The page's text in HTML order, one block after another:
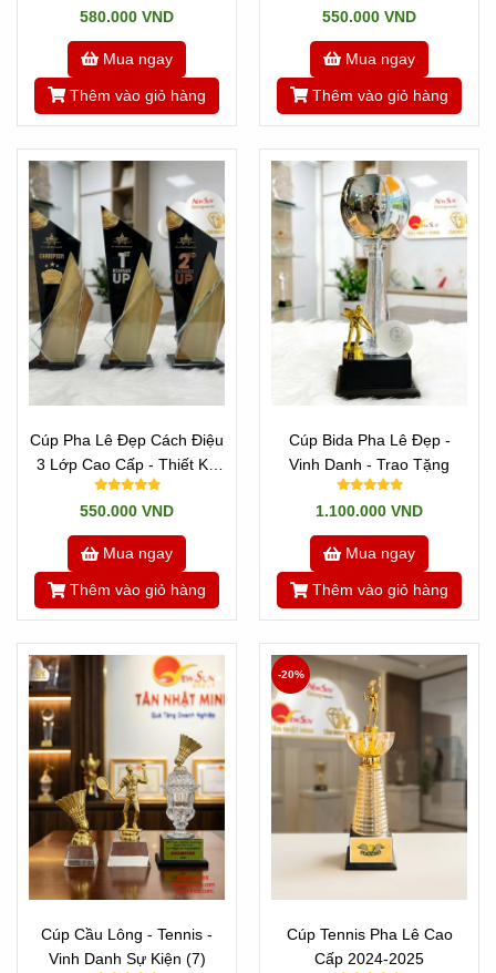
580.000 VND
Mua ngay
Thêm vào giỏ hàng
550.000 VND
Mua ngay
Thêm vào giỏ hàng
Cúp Pha Lê Đẹp Cách Điệu
3 Lớp Cao Cấp - Thiết Kế
Theo Yêu Cầu
550.000 VND
Mua ngay
Thêm vào giỏ hàng
Cúp Bida Pha Lê Đẹp -
Vinh Danh - Trao Tặng
1.100.000 VND
Mua ngay
Thêm vào giỏ hàng
Cúp Cầu Lông - Tennis -
Vinh Danh Sự Kiện (7)
Cúp Tennis Pha Lê Cao
Cấp 2024-2025
-20%